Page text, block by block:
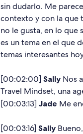
sin dudarlo. Me
contexto y con la que
no le gusta, en lo que
es un tema en el que
temas interesantes
[00:02:00] SallyNos
Travel Mindset, una
[00:03:13] Jade Me
[00:03:16] Sally